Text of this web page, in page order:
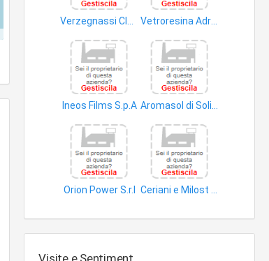
Ineos Films S.p.A
Orion Power S.r.l
Visite e Sentiment